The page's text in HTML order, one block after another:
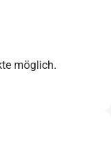
möglich.